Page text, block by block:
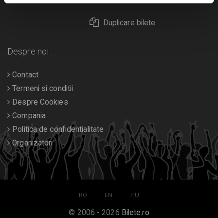
Duplicare bilete
Despre noi
Contact
Termeni si conditii
Despre Cookies
Compania
Politica de confidentialitate
Organizatori
RO EN HU
© 2006 - 2026 Bilete.ro